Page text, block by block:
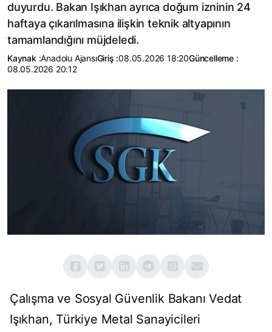
duyurdu. Bakan Işıkhan ayrıca doğum izninin 24
haftaya çıkarılmasına ilişkin teknik altyapının
tamamlandığını müjdeledi.
Kaynak :Anadolu AjansıGiriş :08.05.2026 18:20Güncelleme :
08.05.2026 20:12
Çalışma ve Sosyal Güvenlik Bakanı Vedat
Işıkhan, Türkiye Metal Sanayicileri